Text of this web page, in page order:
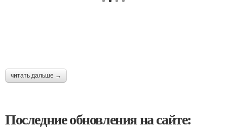
читать дальше →
Последние обновления на сайте: